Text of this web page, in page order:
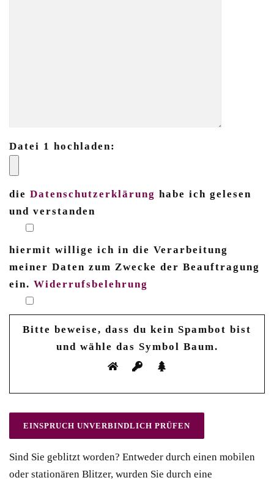
Datei 1 hochladen:
die Datenschutzerklärung habe ich gelesen
und verstanden
hiermit willige ich in die Verarbeitung
meiner Daten zum Zwecke der Beauftragung
ein. Widerrufsbelehrung
Bitte beweise, dass du kein Spambot bist
und wähle das Symbol Baum.
Sind Sie geblitzt worden? Entweder durch einen mobilen
oder stationären Blitzer, wurden Sie durch eine